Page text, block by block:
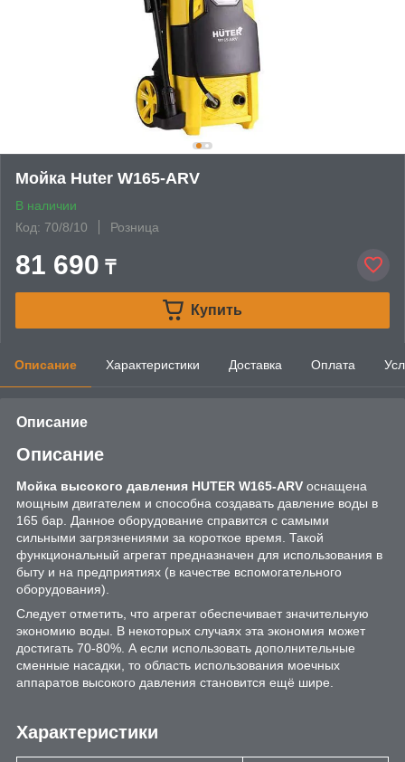
Мойка Huter W165-ARV
В наличии
Код: 70/8/10
Розница
81 690 ₸
Купить
Описание Характеристики Доставка Оплата
Описание
Описание
Мойка высокого давления HUTER W165-ARV оснащена
мощным двигателем и способна создавать давление воды в
165 бар. Данное оборудование справится с самыми
сильными загрязнениями за короткое время. Такой
функциональный агрегат предназначен для использования в
быту и на предприятиях (в качестве вспомогательного
оборудования).
Следует отметить, что агрегат обеспечивает значительную
экономию воды. В некоторых случаях эта экономия может
достигать 70-80%. А если использовать дополнительные
сменные насадки, то область использования моечных
аппаратов высокого давления становится ещё шире.
Характеристики